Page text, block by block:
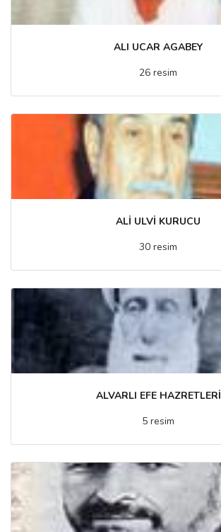
ALI UCAR AGABEY
26 resim
ALİ ULVİ KURUCU
30 resim
ALVARLI EFE HAZRETLERİ
5 resim